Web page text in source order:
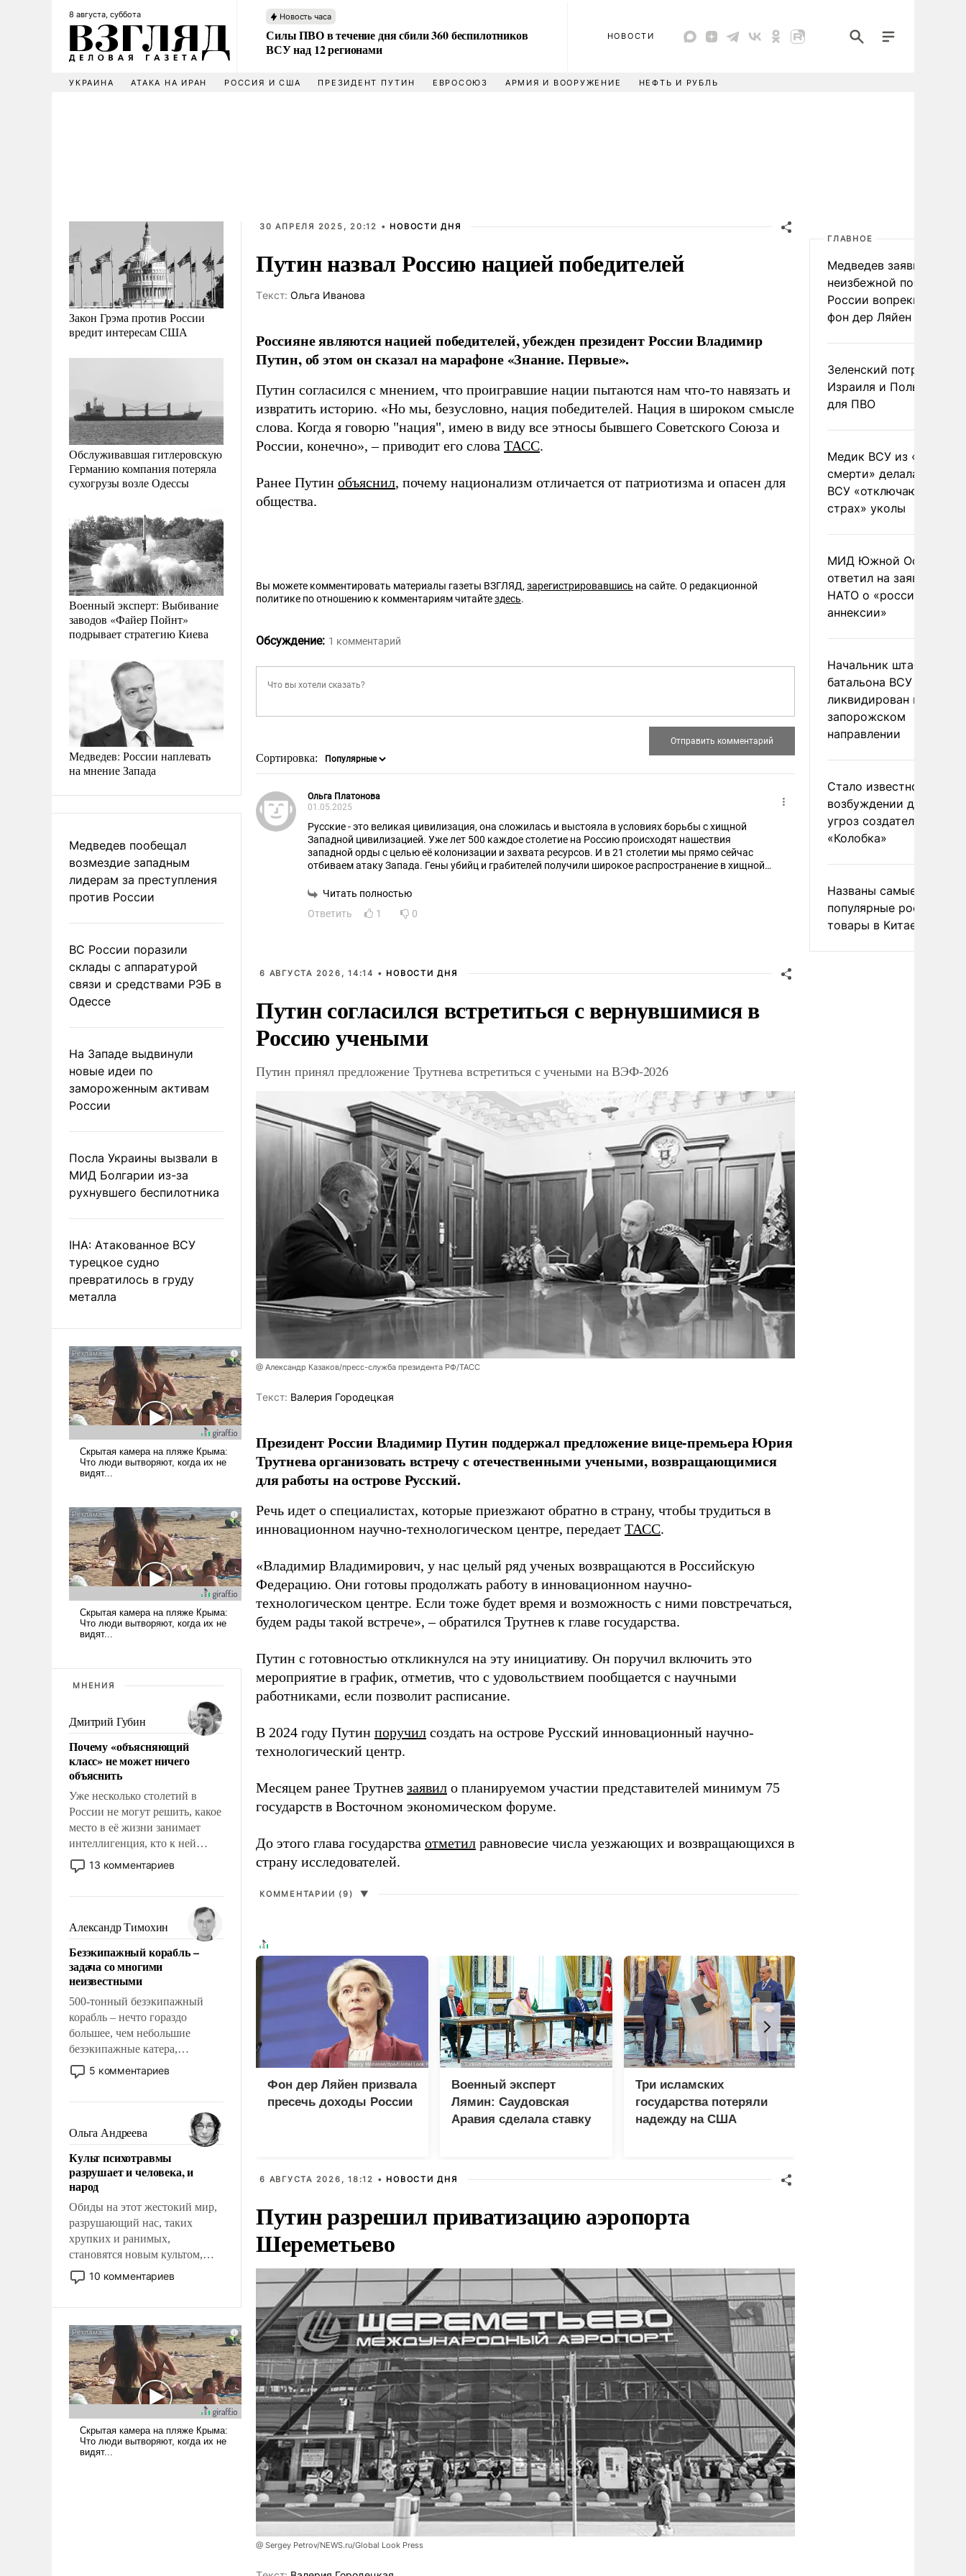
8 августа, суббота Новость часа
Силы ПВО в течение дня сбили 360 беспилотников
ВСУ над 12 регионами
НОВОСТИ
УКРАИНА АТАКА НА ИРАН РОССИЯ И США ПРЕЗИДЕНТ ПУТИН ЕВРОСОЮЗ АРМИЯ И ВООРУЖЕНИЕ НЕФТЬ И РУБЛЬ
Закон Грэма против России
вредит интересам США
Обслуживавшая гитлеровскую
Германию компания потеряла
сухогрузы возле Одессы
Военный эксперт: Выбивание
заводов «Файер Пойнт»
подрывает стратегию Киева
Медведев: России наплевать
на мнение Запада
Медведев пообещал
возмездие западным
лидерам за преступления
против России
ВС России поразили
склады с аппаратурой
связи и средствами РЭБ в
Одессе
На Западе выдвинули
новые идеи по
замороженным активам
России
Посла Украины вызвали в
МИД Болгарии из-за
рухнувшего беспилотника
IHA: Атакованное ВСУ
турецкое судно
превратилось в груду
металла
МНЕНИЯ
Дмитрий Губин
Почему «объясняющий
класс» не может ничего
объяснить
Уже несколько столетий в
России не могут решить, какое
место в её жизни занимает
интеллигенция, кто к ней
принадлежит, а кого из неё
исключили с правом
чем она отличается от просто
образованных людей. Иногда
казалось, что эти вопросы
решены раз и навсегда, но –
нет, не решены.
13 комментариев
Александр Тимохин
Безэкипажный корабль –
задача со многими
неизвестными
500-тонный безэкипажный
корабль – нечто гораздо
большее, чем небольшие
безэкипажные катера,
применение которых уже
стало обыденностью. Задача по
сложна и амбициозна. Однако
и ее реализация радикально
поднимет наши боевые
возможности.
5 комментариев
Ольга Андреева
Культ психотравмы
разрушает и человека, и
народ
Обиды на этот жестокий мир,
разрушающий нас, таких
хрупких и ранимых,
становятся новым культом,
постепенно вытесняя и
отменяя традиционное
ударами судьбы, брать на себя
ответственность, помогать
слабым, идти вперед и
адаптироваться.
10 комментариев
30 АПРЕЛЯ 2025, 20:12 • НОВОСТИ ДНЯ
Путин назвал Россию нацией победителей
Tекст: Ольга Иванова
Россияне являются нацией победителей, убежден президент России Владимир
Путин, об этом он сказал на марафоне «Знание. Первые».
Путин согласился с мнением, что проигравшие нации пытаются нам что-то навязать и
извратить историю. «Но мы, безусловно, нация победителей. Нация в широком смысле
слова. Когда я говорю "нация", имею в виду все этносы бывшего Советского Союза и
России, конечно», – приводит его слова ТАСС.
Ранее Путин объяснил, почему национализм отличается от патриотизма и опасен для
общества.
Вы можете комментировать материалы газеты ВЗГЛЯД, зарегистрировавшись на сайте. О редакционной
политике по отношению к комментариям читайтездесь.
Обсуждение: 1 комментарий
Сортировка:
Ольга Платонова
01.05.2025
Русские - это великая цивилизация, она сложилась и выстояла в условиях борьбы с хищной
Западной цивилизацией. Уже лет 500 каждое столетие на Россию происходят нашествия
западной орды с целью её колонизации и захвата ресурсов. И в 21 столетии мы прямо сейчас
отбиваем атаку Запада. Гены убийц и грабителей получили широкое распространение в хищной
распространение гены победителей, наши предки всегда отстаивали Россию и не дали её
Россией не вышло. И не выйдет! Наши великие предки всегда побеждали врага, и мы победим!
Читать полностью
Ответить
1 0
6 АВГУСТА 2026, 14:14 • НОВОСТИ ДНЯ
Путин согласился встретиться с вернувшимися в
Россию учеными
Путин принял предложение Трутнева встретиться с учеными на ВЭФ-2026
@ Александр Казаков/пресс-служба президента РФ/ТАСС
Tекст: Валерия Городецкая
Президент России Владимир Путин поддержал предложение вице-премьера Юрия
Трутнева организовать встречу с отечественными учеными, возвращающимися
для работы на острове Русский.
Речь идет о специалистах, которые приезжают обратно в страну, чтобы трудиться в
инновационном научно-технологическом центре, передает ТАСС.
«Владимир Владимирович, у нас целый ряд ученых возвращаются в Российскую
Федерацию. Они готовы продолжать работу в инновационном научно-
технологическом центре. Если тоже будет время и возможность с ними повстречаться,
будем рады такой встрече», – обратился Трутнев к главе государства.
Путин с готовностью откликнулся на эту инициативу. Он поручил включить это
мероприятие в график, отметив, что с удовольствием пообщается с научными
работниками, если позволит расписание.
В 2024 году Путин поручил создать на острове Русский инновационный научно-
технологический центр.
Месяцем ранее Трутнев заявил о планируемом участии представителей минимум 75
государств в Восточном экономическом форуме.
До этого глава государства отметил равновесие числа уезжающих и возвращающихся в
страну исследователей.
КОММЕНТАРИИ (9) ▼
Фон дер Ляйен призвала
пресечь доходы России
Военный эксперт
Лямин: Саудовская
Аравия сделала ставку
Три исламских
государства потеряли
надежду на США
6 АВГУСТА 2026, 18:12 • НОВОСТИ ДНЯ
Путин разрешил приватизацию аэропорта
Шереметьево
@ Sergey Petrov/NEWS.ru/Global Look Press
ГЛАВНОЕ
Медведев заявил о
неизбежной победе
России вопреки словам
фон дер Ляйен
Зеленский потребовал
Израиля и Польши
для ПВО
Медик ВСУ из «полка
смерти» делала
ВСУ «отключающие
страх» уколы
МИД Южной Осетии
ответил на заявления
НАТО о «российской
аннексии»
Начальник штаба
батальона ВСУ
ликвидирован на
запорожском
направлении
Стало известно о
возбуждении дела из-
угроз создателям
«Колобка»
Названы самые
популярные российские
товары в Китае